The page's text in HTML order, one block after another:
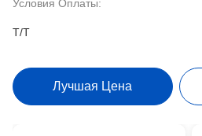
Условия Оплаты:
T/T
Лучшая Цена